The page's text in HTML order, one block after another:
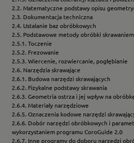
2.2. Matematyczne podstawy opisu
2.3. Dokumentacja techniczna
2.4. Ustalanie baz obróbkowych
2.5. Podstawowe metody obróbki skrawaniem
2.5.1. Toczenie
2.5.2. Frezowanie
2.5.3. Wiercenie, rozwiercanie, pogłębianie
2.6. Narzędzia skrawające
2.6.1. Budowa narzędzi skrawających
2.6.2. Fizykalne podstawy skrawania
2.6.3. Geometria ostrza i jej wpływ na
2.6.4. Materiały narzędziowe
2.6.5. Oznaczenia kodowe narzędzi
2.6.6. Dobór narzędzi obróbkowych i
wykorzystaniem programu CoroGuide 2.0
2.6.7. Inne programy do doboru narzędzi